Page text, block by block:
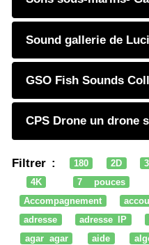
Sound gallerie de
GSO Fish Sounds
CPS Drone un drone
Filtrer : 180 2D
4K
7 pouces
Accompagnement
adresse
adresse IP
agar agar
aide